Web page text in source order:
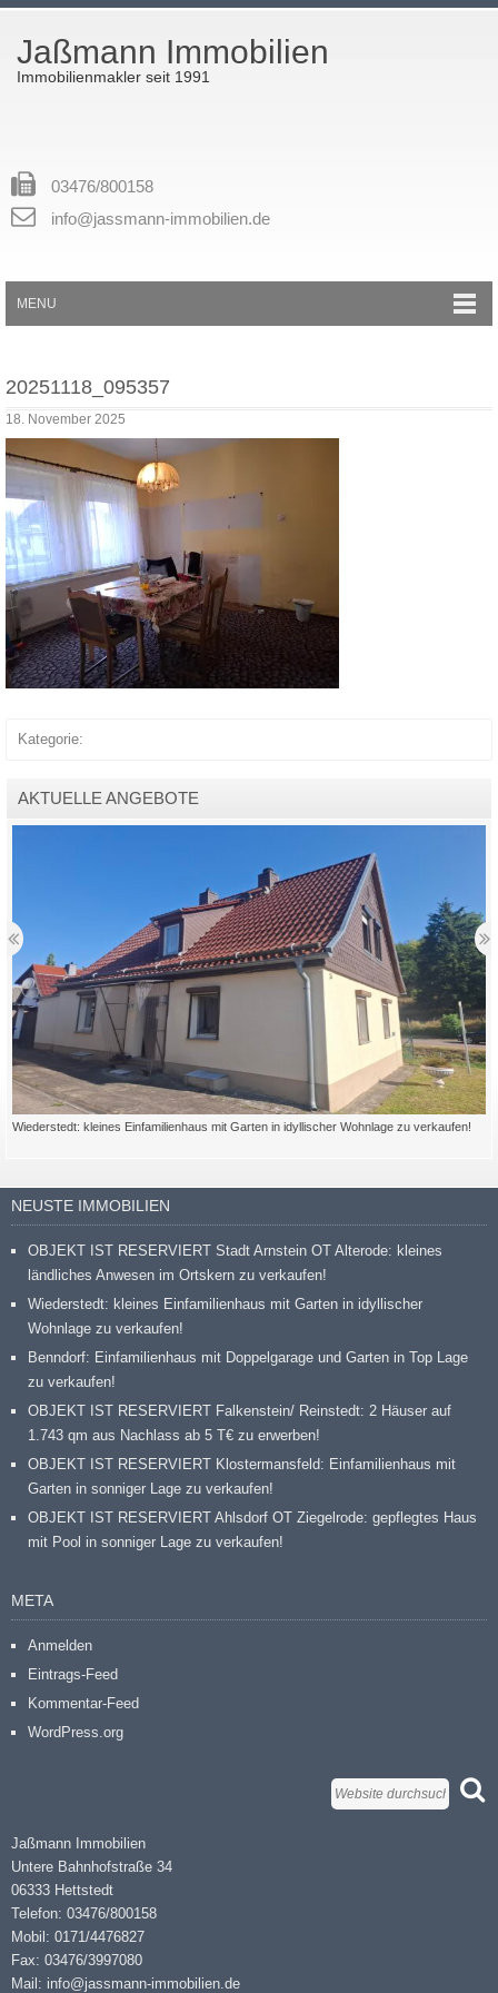
Jaßmann Immobilien
Immobilienmakler seit 1991
03476/800158
info@jassmann-immobilien.de
MENU
20251118_095357
18. November 2025
Kategorie:
AKTUELLE ANGEBOTE
Wiederstedt: kleines Einfamilienhaus mit Garten in idyllischer Wohnlage zu verkaufen!
NEUSTE IMMOBILIEN
OBJEKT IST RESERVIERT Stadt Arnstein OT Alterode: kleines
ländliches Anwesen im Ortskern zu verkaufen!
Wiederstedt: kleines Einfamilienhaus mit Garten in idyllischer
Wohnlage zu verkaufen!
Benndorf: Einfamilienhaus mit Doppelgarage und Garten in Top Lage
zu verkaufen!
OBJEKT IST RESERVIERT Falkenstein/ Reinstedt: 2 Häuser auf
1.743 qm aus Nachlass ab 5 T€ zu erwerben!
OBJEKT IST RESERVIERT Klostermansfeld: Einfamilienhaus mit
Garten in sonniger Lage zu verkaufen!
OBJEKT IST RESERVIERT Ahlsdorf OT Ziegelrode: gepflegtes Haus
mit Pool in sonniger Lage zu verkaufen!
META
Anmelden
Eintrags-Feed
Kommentar-Feed
WordPress.org
Jaßmann Immobilien
Untere Bahnhofstraße 34
06333 Hettstedt
Telefon: 03476/800158
Mobil: 0171/4476827
Fax: 03476/3997080
Mail: info@jassmann-immobilien.de